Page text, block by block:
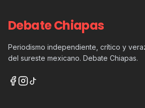
Debate Chiapas
Periodismo independiente, crítico y
del sureste mexicano. Debate Chiapas.